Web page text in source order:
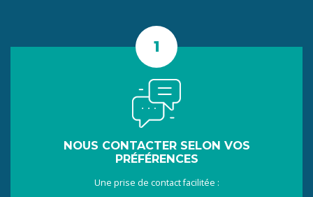
NOUS CONTACTER SELON VOS
PRÉFÉRENCES
Une prise de contact facilitée :